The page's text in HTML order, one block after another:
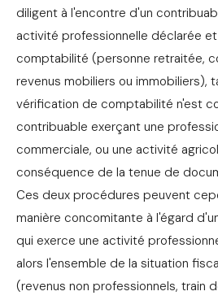
diligent à l'encontre d'un
activité professionnelle déclarée
comptabilité (personne retraitée,
revenus mobiliers ou immobiliers),
vérification de comptabilité n'est
contribuable exerçant une
commerciale, ou une activité
conséquence de la tenue de
Ces deux procédures peuvent
manière concomitante à l'égard
qui exerce une activité
alors l'ensemble de la situation
(revenus non professionnels, train